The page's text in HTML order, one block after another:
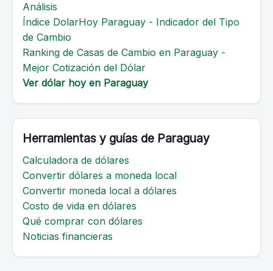
Análisis
Índice DolarHoy Paraguay - Indicador del Tipo
de Cambio
Ranking de Casas de Cambio en Paraguay -
Mejor Cotización del Dólar
Ver dólar hoy en Paraguay
Herramientas y guías de Paraguay
Calculadora de dólares
Convertir dólares a moneda local
Convertir moneda local a dólares
Costo de vida en dólares
Qué comprar con dólares
Noticias financieras